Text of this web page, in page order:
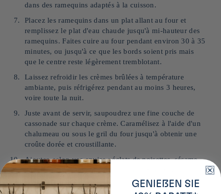
dans des ramequins adaptés à la cuisson.
Placez les ramequins dans un plat allant au four et
remplissez le plat d'eau chaude jusqu'à mi-hauteur des
ramequins. Faites cuire au four pendant environ 30 à 35
minutes, ou jusqu'à ce que les bords soient pris mais
que le centre reste légèrement tremblotant.
Laissez refroidir les crèmes brûlées à température
ambiante, puis réfrigérez pendant au moins 3 heures,
voire toute la nuit.
Juste avant de servir, saupoudrez une fine couche de
cassonade sur chaque crème. Caramélisez à l'aide d'un
chalumeau ou sous le gril du four jusqu'à obtenir une
croûte dorée et croustillante.
Ajouter, selon vos envies : éclats de noisettes, sésame
noir, kinako ou une touche de chantilly au yuzu.
GENIEßEN SIE